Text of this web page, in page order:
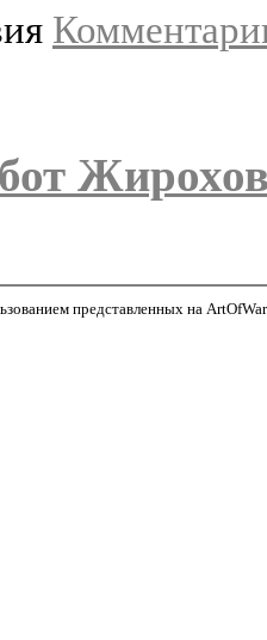
представленных на